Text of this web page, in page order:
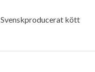
Svenskproducerat kött